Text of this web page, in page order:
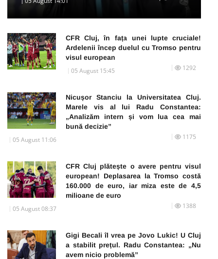
CFR Cluj, în fața unei lupte cruciale!
Ardelenii încep duelul cu Tromso pentru
visul european
05 August 15:45 1292
Nicușor Stanciu la Universitatea Cluj.
Marele vis al lui Radu Constantea:
„Analizăm intern și vom lua cea mai
bună decizie”
05 August 11:06 1175
CFR Cluj plătește o avere pentru visul
european! Deplasarea la Tromso costă
160.000 de euro, iar miza este de 4,5
milioane de euro
05 August 08:37 1388
Gigi Becali îl vrea pe Jovo Lukic! U Cluj
a stabilit prețul. Radu Constantea: „Nu
avem nicio problemă”